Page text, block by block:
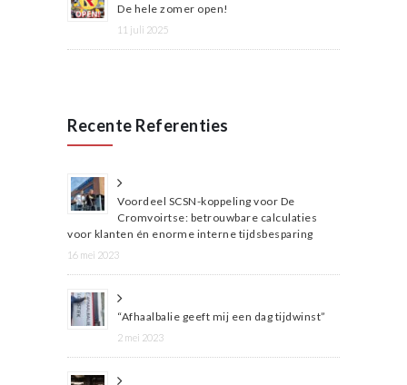
De hele zomer open!
11 juli 2025
Recente Referenties
Voordeel SCSN-koppeling voor De
Cromvoirtse: betrouwbare calculaties
voor klanten én enorme interne tijdsbesparing
16 mei 2023
“Afhaalbalie geeft mij een dag tijdwinst”
2 mei 2023